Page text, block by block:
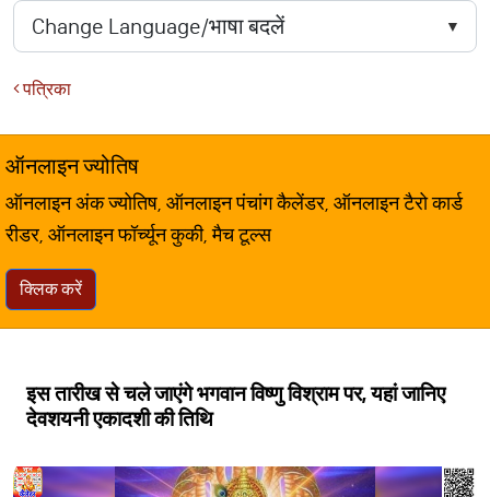
पत्रिका
ऑनलाइन ज्योतिष
ऑनलाइन अंक ज्योतिष, ऑनलाइन पंचांग कैलेंडर, ऑनलाइन टैरो कार्ड
रीडर, ऑनलाइन फॉर्च्यून कुकी, मैच टूल्स
क्लिक करें
इस तारीख से चले जाएंगे भगवान विष्णु विश्राम पर, यहां जानिए
देवशयनी एकादशी की तिथि